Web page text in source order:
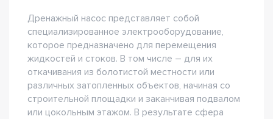
Дренажный насос представляет собой
специализированное электрооборудование,
которое предназначено для перемещения
жидкостей и стоков. В том числе – для их
откачивания из болотистой местности или
различных затопленных объектов, начиная со
строительной площадки и заканчивая подвалом
или цокольным этажом. В результате сфера